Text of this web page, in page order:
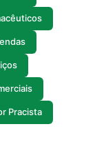
Pracista